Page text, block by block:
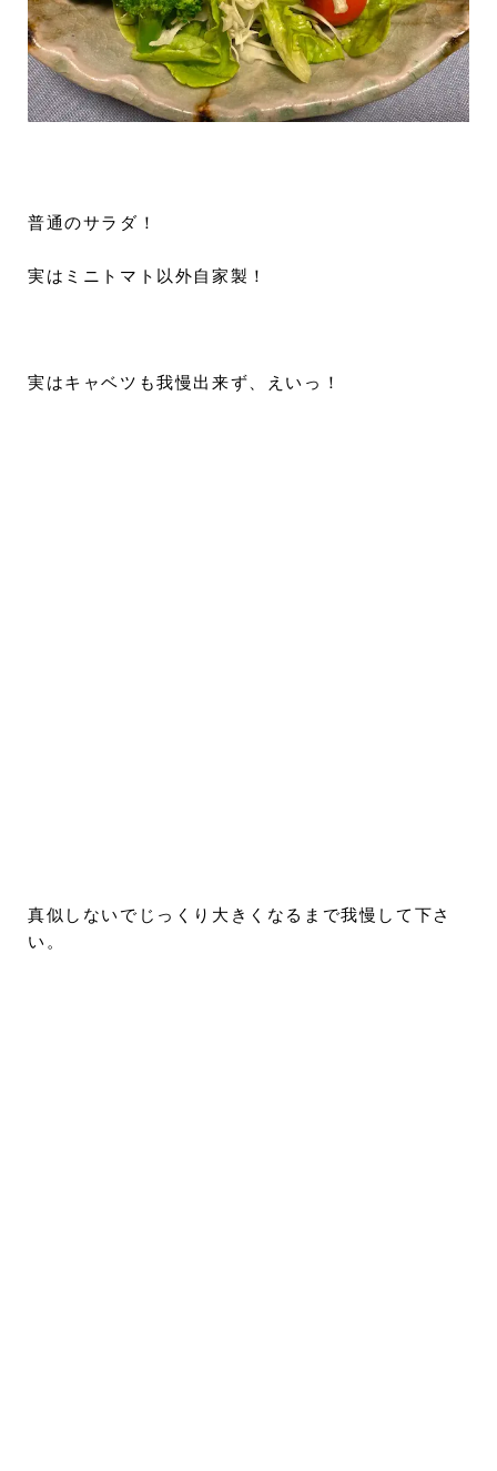
普通のサラダ！
実はミニトマト以外自家製！
実はキャベツも我慢出来ず、えいっ！
真似しないでじっくり大きくなるまで我慢して下さ
い。